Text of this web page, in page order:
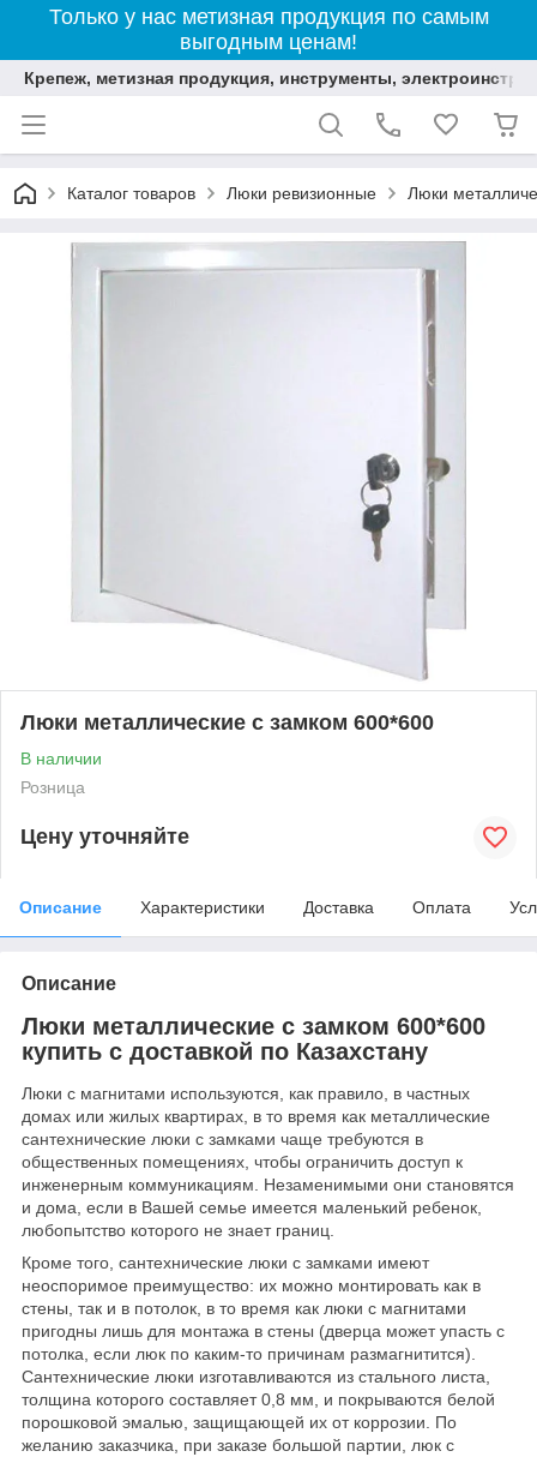
Только у нас метизная продукция по самым
выгодным ценам!
Крепеж, метизная продукция, инструменты,
Каталог товаров Люки ревизионные Люки
Люки металлические с замком 600*600
В наличии
Розница
Цену уточняйте
Описание Характеристики Доставка Оплата
Описание
Люки металлические с замком 600*600
купить с доставкой по Казахстану
Люки с магнитами используются, как правило, в частных
домах или жилых квартирах, в то время как металлические
сантехнические люки с замками чаще требуются в
общественных помещениях, чтобы ограничить доступ к
инженерным коммуникациям. Незаменимыми они становятся
и дома, если в Вашей семье имеется маленький ребенок,
любопытство которого не знает границ.
Кроме того, сантехнические люки с замками имеют
неоспоримое преимущество: их можно монтировать как в
стены, так и в потолок, в то время как люки с магнитами
пригодны лишь для монтажа в стены (дверца может упасть с
потолка, если люк по каким-то причинам размагнитится).
Сантехнические люки изготавливаются из стального листа,
толщина которого составляет 0,8 мм, и покрываются белой
порошковой эмалью, защищающей их от коррозии. По
желанию заказчика, при заказе большой партии, люк с